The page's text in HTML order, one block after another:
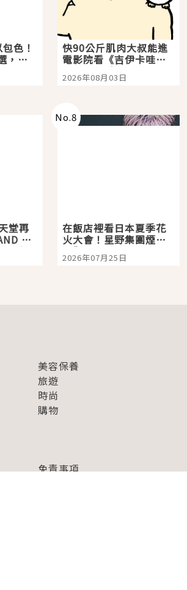
色！
，閉
快90公斤肌肉大叔能進
電影院看《吉伊卡哇》
嗎？日本重金屬樂團
「打首」會長與nagano
2026年08月03日
堂再
原
，新
3分
No.8
在飯店裡看日本夏季花
火大會！星野集團煙火
景觀飯店6選，讓你不用
人擠人悠閒欣賞
2026年07月25日
美容保養
旅遊
時尚
購物
免責事項